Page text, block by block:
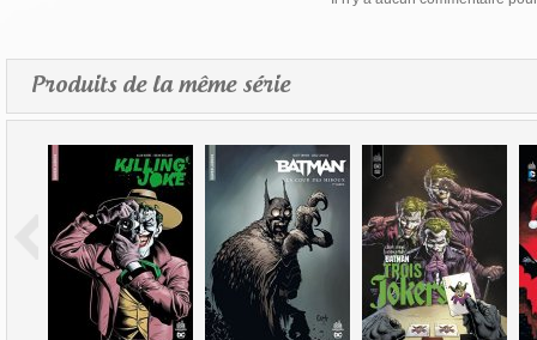
Produits de la même série